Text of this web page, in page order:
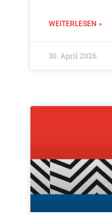
WEITERLESEN »
30. April 2026